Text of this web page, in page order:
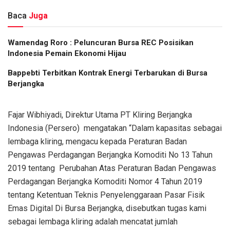
Baca Juga
Wamendag Roro : Peluncuran Bursa REC Posisikan
Indonesia Pemain Ekonomi Hijau
Bappebti Terbitkan Kontrak Energi Terbarukan di Bursa
Berjangka
Fajar Wibhiyadi, Direktur Utama PT Kliring Berjangka
Indonesia (Persero) mengatakan “Dalam kapasitas sebagai
lembaga kliring, mengacu kepada Peraturan Badan
Pengawas Perdagangan Berjangka Komoditi No 13 Tahun
2019 tentang Perubahan Atas Peraturan Badan Pengawas
Perdagangan Berjangka Komoditi Nomor 4 Tahun 2019
tentang Ketentuan Teknis Penyelenggaraan Pasar Fisik
Emas Digital Di Bursa Berjangka, disebutkan tugas kami
sebagai lembaga kliring adalah mencatat jumlah